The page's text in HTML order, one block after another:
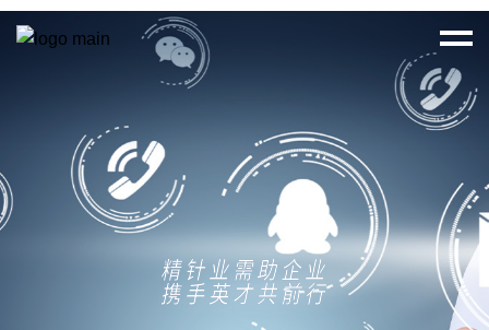
携手英才共前行
精针业需助企业